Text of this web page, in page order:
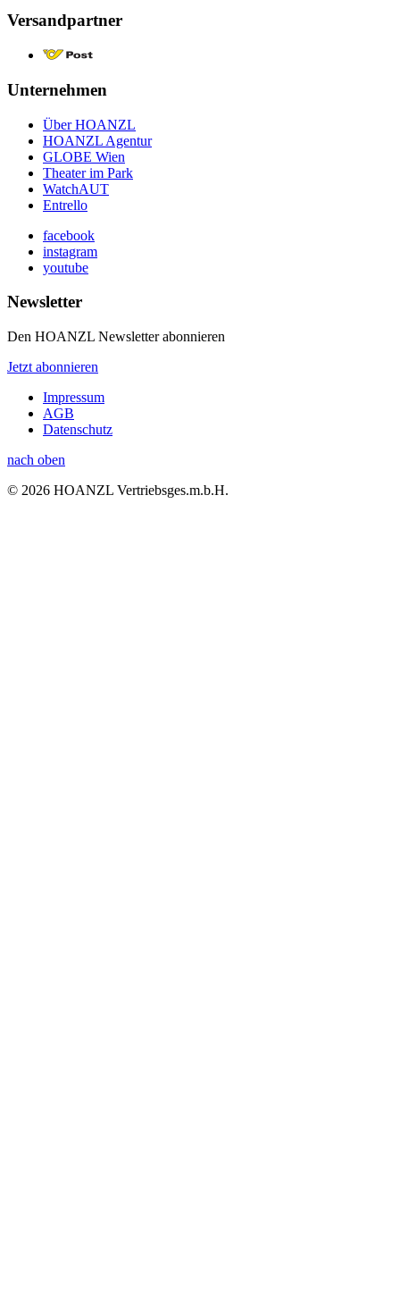
Versandpartner
Unternehmen
Über HOANZL
HOANZL Agentur
GLOBE Wien
Theater im Park
WatchAUT
Entrello
facebook
instagram
youtube
Newsletter
Den HOANZL Newsletter abonnieren
Jetzt abonnieren
Impressum
AGB
Datenschutz
nach oben
© 2026 HOANZL Vertriebsges.m.b.H.